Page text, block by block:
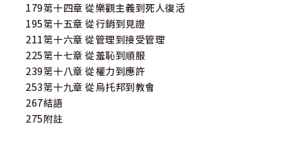
179第十四章 從樂觀主義到死人復活
195第十五章 從行銷到見證
211第十六章 從管理到接受管理
225第十七章 從羞恥到順服
239第十八章 從權力到應許
253第十九章 從烏托邦到教會
267結語
275附註